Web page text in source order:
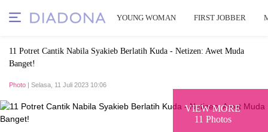
YOUNG WOMAN FIRST JOBBER
11 Potret Cantik Nabila Syakieb Berlatih Kuda - Netizen: Awet Muda
Banget!
Photo | Selasa, 11 Juli 2023 10:06
VIEW MORE
11 Photos